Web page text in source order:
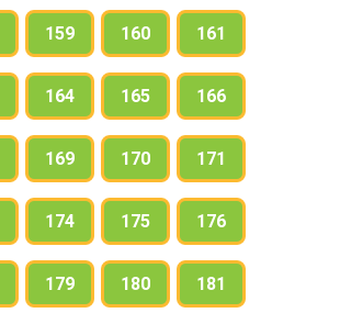
159 160 161
164 165 166
169 170 171
174 175 176
179 180 181